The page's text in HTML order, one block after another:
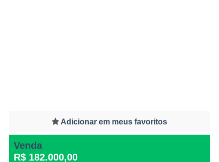
Adicionar em meus favoritos
Venda
R$ 182.000,00